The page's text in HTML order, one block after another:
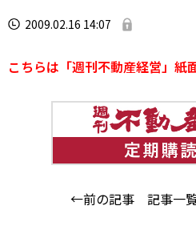
2009.02.16 14:07
こちらは「週刊不動産経営」紙
←前の記事 記事一